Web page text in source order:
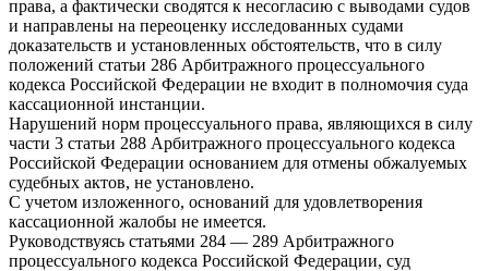
права, а фактически сводятся к несогласию с выводами судов
и направлены на переоценку исследованных судами
доказательств и установленных обстоятельств, что в силу
положений статьи 286 Арбитражного процессуального
кодекса Российской Федерации не входит в полномочия суда
кассационной инстанции.
Нарушений норм процессуального права, являющихся в силу
части 3 статьи 288 Арбитражного процессуального кодекса
Российской Федерации основанием для отмены обжалуемых
судебных актов, не установлено.
С учетом изложенного, оснований для удовлетворения
кассационной жалобы не имеется.
Руководствуясь статьями 284 — 289 Арбитражного
процессуального кодекса Российской Федерации, суд